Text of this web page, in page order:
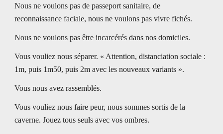
Nous ne voulons pas de passeport sanitaire, de
reconnaissance faciale, nous ne voulons pas vivre fichés.
Nous ne voulons pas être incarcérés dans nos domiciles.
Vous vouliez nous séparer. « Attention, distanciation sociale :
1m, puis 1m50, puis 2m avec les nouveaux variants ».
Vous nous avez rassemblés.
Vous vouliez nous faire peur, nous sommes sortis de la
caverne. Jouez tous seuls avec vos ombres.